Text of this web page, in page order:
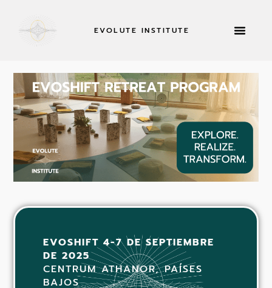
EVOLUTE INSTITUTE
EVOSHIFT 4-7 DE SEPTIEMBRE
DE 2025
CENTRUM ATHANOR, PAÍSES
BAJOS